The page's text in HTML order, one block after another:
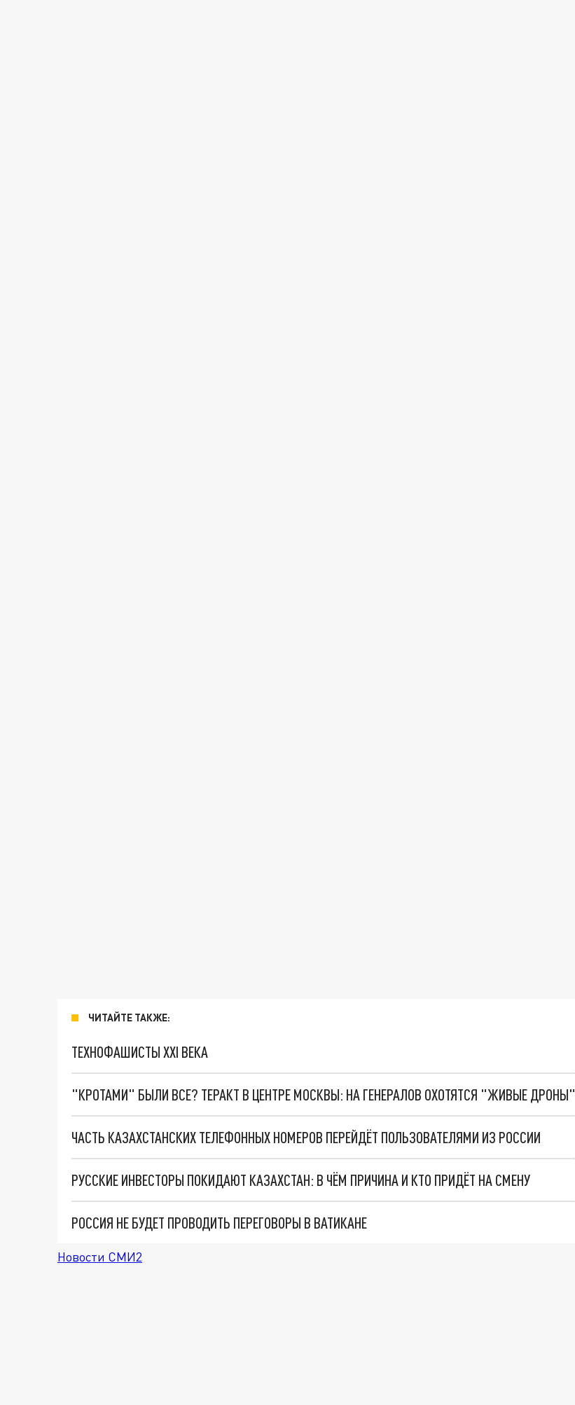
ЧИТАЙТЕ ТАКЖЕ:
ТЕХНОФАШИСТЫ XXI ВЕКА
"КРОТАМИ" БЫЛИ ВСЕ? ТЕРАКТ В ЦЕНТРЕ МОСКВЫ: НА ГЕНЕРАЛОВ ОХОТЯТСЯ "ЖИВЫЕ ДРОНЫ"
ЧАСТЬ КАЗАХСТАНСКИХ ТЕЛЕФОННЫХ НОМЕРОВ ПЕРЕЙДЁТ ПОЛЬЗОВАТЕЛЯМИ ИЗ РОССИИ
РУССКИЕ ИНВЕСТОРЫ ПОКИДАЮТ КАЗАХСТАН: В ЧЁМ ПРИЧИНА И КТО ПРИДЁТ НА СМЕНУ
РОССИЯ НЕ БУДЕТ ПРОВОДИТЬ ПЕРЕГОВОРЫ В ВАТИКАНЕ
Новости СМИ2